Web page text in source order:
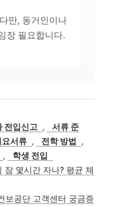
만, 동거인이나
장 필요합니다.
전입신고 ,
서류 준
요서류 , 전학 방법
,
,
학생 전입
잠 몇시간 자나? 평균 체
보공단 고객센터 궁금증